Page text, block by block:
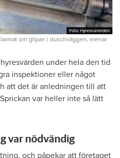
Foto: Hyresnämnden
Foto: Hyresnämnden
om glipan i duschväggen, menar
under hela den tid
inspektioner eller något
att det är anledningen till att
var heller inte så lätt
var nödvändig
och påpekar att företaget